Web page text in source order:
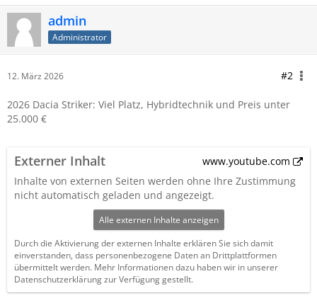
admin
Administrator
12. März 2026 #2
2026 Dacia Striker: Viel Platz, Hybridtechnik und Preis unter
25.000 €
Externer Inhalt
www.youtube.com
Inhalte von externen Seiten werden ohne Ihre Zustimmung
nicht automatisch geladen und angezeigt.
Alle externen Inhalte anzeigen
Durch die Aktivierung der externen Inhalte erklären Sie sich damit
einverstanden, dass personenbezogene Daten an Drittplattformen
übermittelt werden. Mehr Informationen dazu haben wir in unserer
Datenschutzerklärung zur Verfügung gestellt.